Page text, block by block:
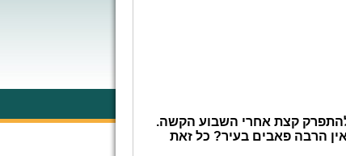
להתפרק קצת אחרי השבוע הקשה.
הרבה פאבים בעיר? כל זאת